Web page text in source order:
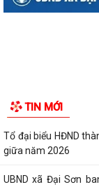
TIN MỚI
Tổ đại biểu HĐND
giữa năm 2026
UBND xã Đại Sơn